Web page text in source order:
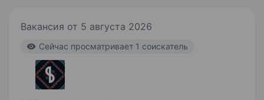
Вакансия от 5 августа 2026
Cейчас просматривает 1 соискатель